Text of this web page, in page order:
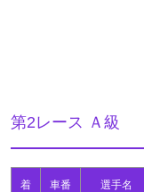
第2レース Ａ級
着 車番 選手名